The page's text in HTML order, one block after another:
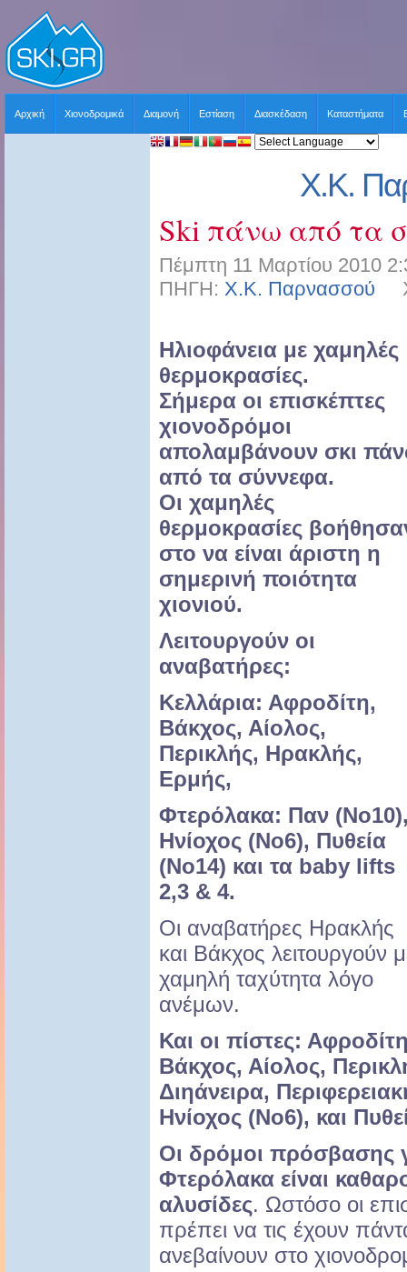
Αρχική Χιονοδρομικά Διαμονή Εστίαση Διασκέδαση Καταστήματα
Χ.Κ.
Ski πάνω από τα
Πέμπτη 11 Μαρτίου 2010
ΠΗΓΗ: Χ.Κ. Παρνασσού
Ηλιοφάνεια με χαμηλές
θερμοκρασίες.
Σήμερα οι επισκέπτες
χιονοδρόμοι
απολαμβάνουν σκι
από τα σύννεφα.
Οι χαμηλές
θερμοκρασίες
στο να είναι άριστη η
σημερινή ποιότητα
χιονιού.
Λειτουργούν οι
αναβατήρες:
Kελλάρια: Αφροδίτη,
Βάκχος, Αίολος,
Περικλής, Ηρακλής,
Ερμής,
Φτερόλακα: Παν
Ηνίοχος (Νο6), Πυθεία
(Νο14) και τα baby lifts
2,3 & 4.
Οι αναβατήρες Ηρακλής
και Βάκχος λειτουργούν
χαμηλή ταχύτητα λόγο
ανέμων.
Και οι πίστες:
Βάκχος, Αίολος,
Διηάνειρα,
Ηνίοχος (Νο6), και
Οι δρόμοι πρόσβασης
Φτερόλακα είναι
αλυσίδες. Ωστόσο οι
πρέπει να τις έχουν
ανεβαίνουν στο